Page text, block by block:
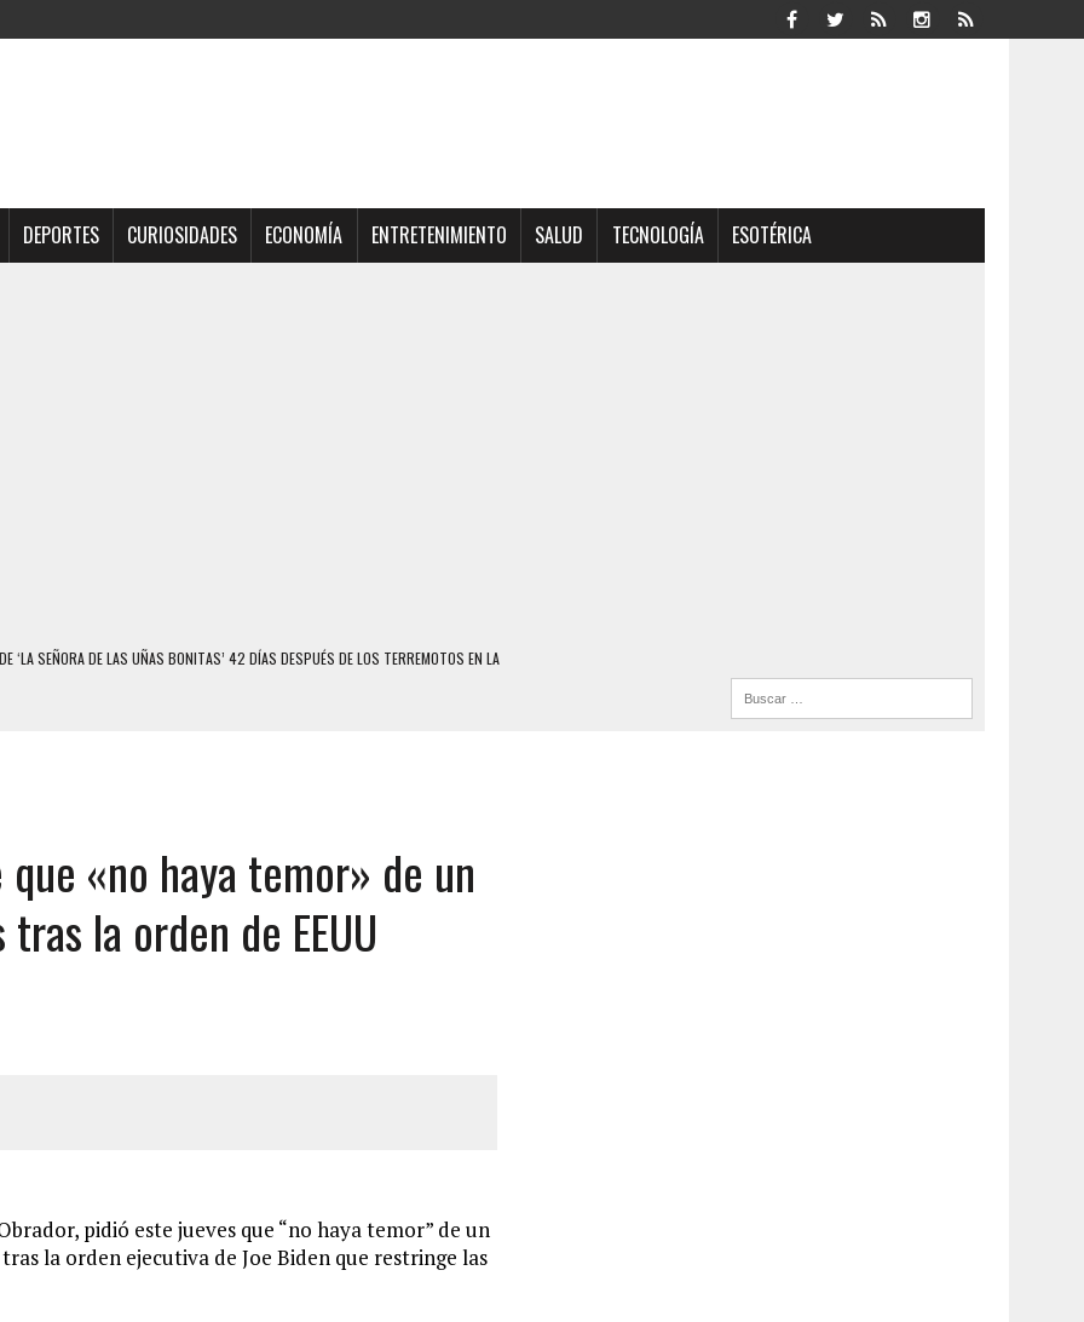
DEPORTES CURIOSIDADES ECONOMÍA ENTRETENIMIENTO SALUD TECNOLOGÍA ESOTÉRICA
‘LA SEÑORA DE LAS UÑAS BONITAS’ 42 DÍAS DESPUÉS DE LOS TERREMOTOS EN LA
ADOLESCENTE VENEZOLANA EN REUNIÓN CON AMIGOS
DESENCADENÓ TRAGEDIA FAMILIAR
A UNA ADOLESCENTE DE 13 AÑOS TRAS ABUSAR DE ELLA
HOMBRE Y SU FAMILIA TRAS LOS TERREMOTOS: CAYERON DESDE EL PISO NUEVE DEL
«no haya temor» de un
la orden de EEUU
pidió este jueves que “no haya temor” de un
la orden ejecutiva de Joe Biden que restringe las